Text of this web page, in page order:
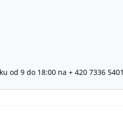
od 9 do 18:00 na + 420 7336 5401